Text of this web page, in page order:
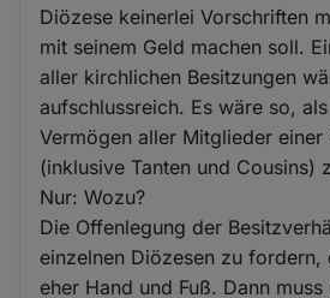
Diözese keinerlei Vorschriften
mit seinem Geld machen soll.
aller kirchlichen Besitzungen
aufschlussreich. Es wäre so,
Vermögen aller Mitglieder
(inklusive Tanten und Cousins)
Nur: Wozu?
Die Offenlegung der
einzelnen Diözesen zu fordern,
eher Hand und Fuß. Dann